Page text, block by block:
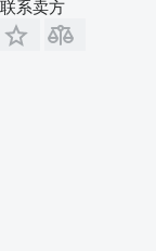
联系卖方